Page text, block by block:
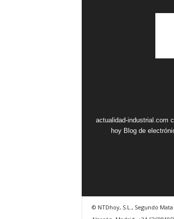
actualidad-industrial.com
hoy Blog de
© NTDhoy, S.L., Segundo